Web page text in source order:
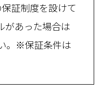
証制度を設けて
があった場合は
。※保証条件は